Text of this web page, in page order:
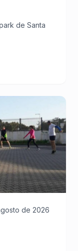
de Santa
de 2026